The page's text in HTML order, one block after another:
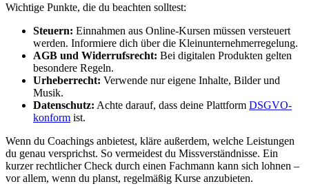
Wichtige Punkte, die du beachten solltest:
Steuern: Einnahmen aus Online-Kursen müssen versteuert
werden. Informiere dich über die Kleinunternehmerregelung.
AGB und Widerrufsrecht: Bei digitalen Produkten gelten
besondere Regeln.
Urheberrecht: Verwende nur eigene Inhalte, Bilder und
Musik.
Datenschutz: Achte darauf, dass deine Plattform DSGVO-
konform ist.
Wenn du Coachings anbietest, kläre außerdem, welche Leistungen
du genau versprichst. So vermeidest du Missverständnisse. Ein
kurzer rechtlicher Check durch einen Fachmann kann sich lohnen –
vor allem, wenn du planst, regelmäßig Kurse anzubieten.